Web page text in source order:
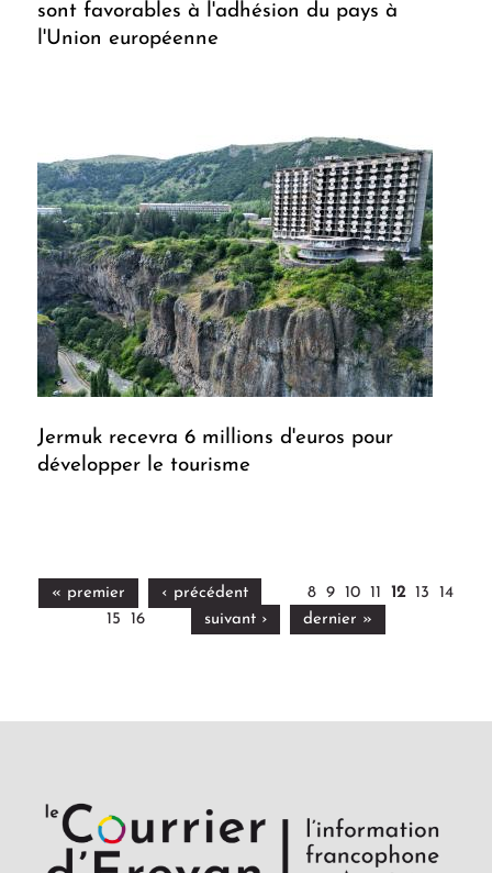
sont favorables à l'adhésion du pays à
l'Union européenne
Jermuk recevra 6 millions d'euros pour
développer le tourisme
« premier ‹ précédent 8 9 10 11 12 13
14
15
16 suivant › dernier »